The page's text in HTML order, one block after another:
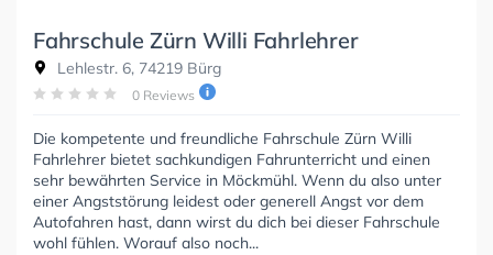
Fahrschule Zürn Willi Fahrlehrer
Lehlestr. 6, 74219 Bürg
0 Reviews
Die kompetente und freundliche Fahrschule Zürn Willi
Fahrlehrer bietet sachkundigen Fahrunterricht und einen
sehr bewährten Service in Möckmühl. Wenn du also unter
einer Angststörung leidest oder generell Angst vor dem
Autofahren hast, dann wirst du dich bei dieser Fahrschule
wohl fühlen. Worauf also noch...